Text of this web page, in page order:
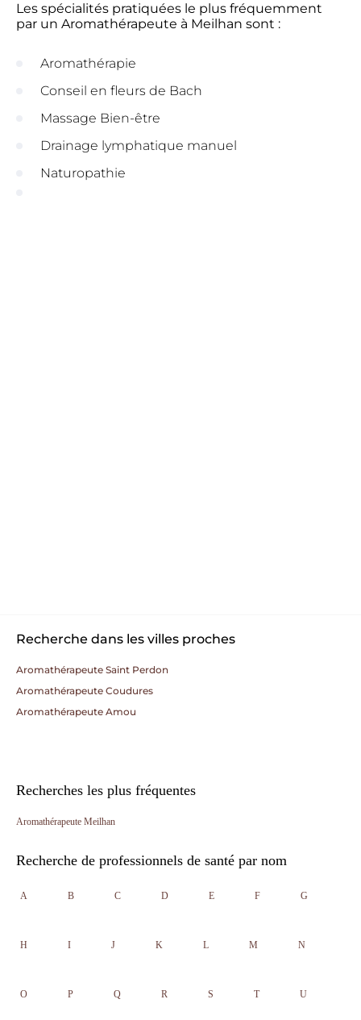
Les spécialités pratiquées le plus fréquemment
par un Aromathérapeute à Meilhan sont :
Aromathérapie
Conseil en fleurs de Bach
Massage Bien-être
Drainage lymphatique manuel
Naturopathie
Recherche dans les villes proches
Aromathérapeute Saint Perdon
Aromathérapeute Coudures
Aromathérapeute Amou
Recherches les plus fréquentes
Aromathérapeute Meilhan
Recherche de professionnels de santé par nom
A B C D E F G
H I J K L M N
O P Q R S T U